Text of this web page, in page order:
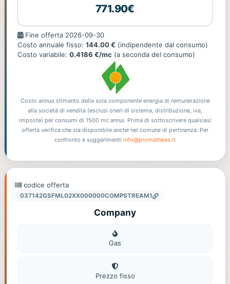
771.90€
Fine
offerta
Fine offerta 2026-09-30
Costo annuale fisso: 144.00 € (indipendente dal consumo)
Costo variabile: 0.4186 €/mc (a seconda del consumo)
Costo annuo stimanto della sola componente energia di remunerazione
alla società di vendita (esclusi oneri di sistema, distribuzione, iva,
imposte) per consumi di 1500 mc annui. Prima di sottoscrivere qualsiasi
offerta verifica che sia disponibile anche nel comune di pertinenza. Per
confronto e suggerimenti info@prometheas.it
codice offerta
037142GSFML02XX000000COMPSTREAM1
Company
Gas
Gas
Prezzo fisso